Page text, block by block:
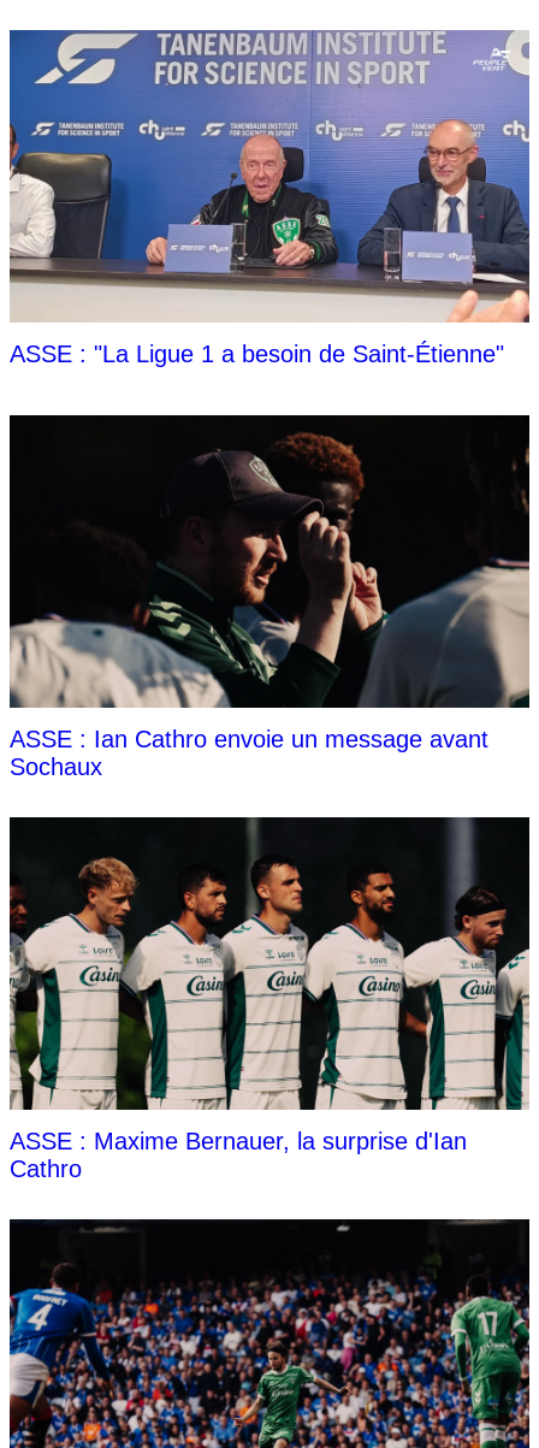
ASSE : "La Ligue 1 a besoin de Saint-Étienne"
ASSE : Ian Cathro envoie un message avant
Sochaux
ASSE : Maxime Bernauer, la surprise d'Ian
Cathro